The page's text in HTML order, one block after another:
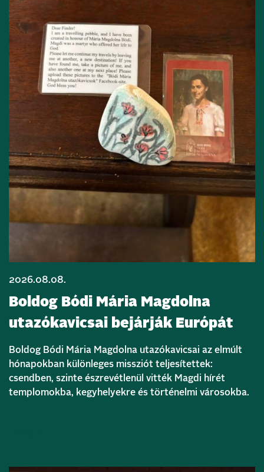
2026.08.08.
Boldog Bódi Mária Magdolna
utazókavicsai bejárják Európát
Boldog Bódi Mária Magdolna utazókavicsai az elmúlt
hónapokban különleges missziót teljesítettek:
csendben, szinte észrevétlenül vitték Magdi hírét
templomokba, kegyhelyekre és történelmi városokba.